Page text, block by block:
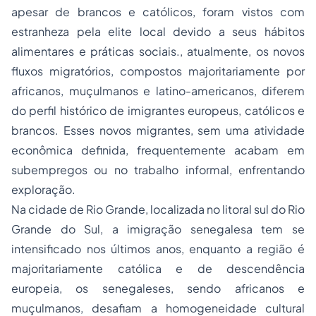
apesar de brancos e católicos, foram vistos com
estranheza pela elite local devido a seus hábitos
alimentares e práticas sociais., atualmente, os novos
fluxos migratórios, compostos majoritariamente por
africanos, muçulmanos e latino-americanos, diferem
do perfil histórico de imigrantes europeus, católicos e
brancos. Esses novos migrantes, sem uma atividade
econômica definida, frequentemente acabam em
subempregos ou no trabalho informal, enfrentando
exploração.
Na cidade de Rio Grande, localizada no litoral sul do Rio
Grande do Sul, a imigração senegalesa tem se
intensificado nos últimos anos, enquanto a região é
majoritariamente católica e de descendência
europeia, os senegaleses, sendo africanos e
muçulmanos, desafiam a homogeneidade cultural